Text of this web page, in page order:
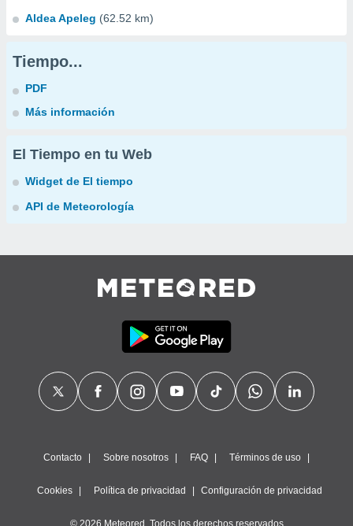
Aldea Apeleg (62.52 km)
Tiempo...
PDF
Más información
El Tiempo en tu Web
Widget de El tiempo
API de Meteorología
Contacto Sobre nosotros FAQ Términos de uso
Cookies Política de privacidad Configuración de privacidad
© 2026 Meteored. Todos los derechos reservados